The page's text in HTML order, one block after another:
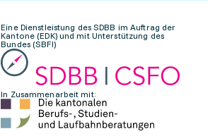
Eine Dienstleistung des SDBB im Auftrag der
Kantone (EDK) und mit Unterstützung des
Bundes (SBFI)
In Zusammenarbeit mit: